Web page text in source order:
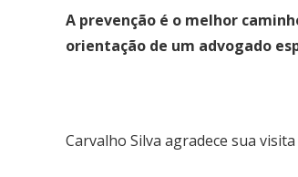
A prevenção é o melhor
orientação de um advogado
Carvalho Silva agradece sua